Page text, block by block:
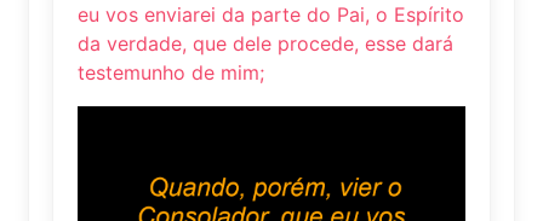
eu vos enviarei da parte do Pai, o Espírito
da verdade, que dele procede, esse dará
testemunho de mim;